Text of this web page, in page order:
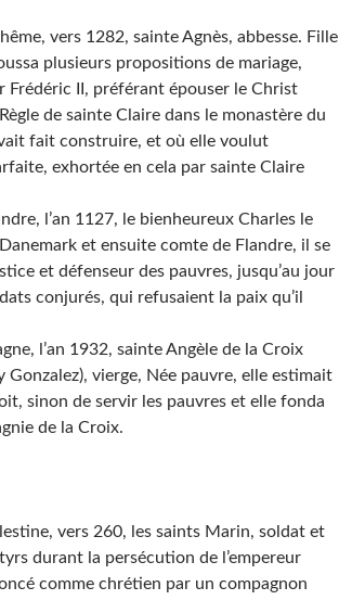
vers 1282, sainte Agnès, abbesse. Fille
plusieurs propositions de mariage,
Frédéric II, préférant épouser le Christ
de sainte Claire dans le monastère du
fait construire, et où elle voulut
exhortée en cela par sainte Claire
l’an 1127, le bienheureux Charles le
et ensuite comte de Flandre, il se
et défenseur des pauvres, jusqu’au jour
conjurés, qui refusaient la paix qu’il
l’an 1932, sainte Angèle de la Croix
vierge, Née pauvre, elle estimait
sinon de servir les pauvres et elle fonda
de la Croix.
vers 260, les saints Marin, soldat et
durant la persécution de l’empereur
comme chrétien par un compagnon